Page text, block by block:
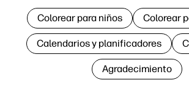
Colorear para niños Colorear
Calendarios y planificadores
Agradecimiento